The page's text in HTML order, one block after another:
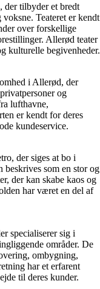
der tilbyder et bredt
Teateret er kendt
over forskellige
Allerød teater
kulturelle begivenheder.
i Allerød, der
og
lufthavne,
er kendt for deres
kundeservice.
der siges at bo i
som en stor og
der kan skabe kaos og
har været en del af
specialiserer sig i
områder. De
ombygning,
har et erfarent
til deres kunder.